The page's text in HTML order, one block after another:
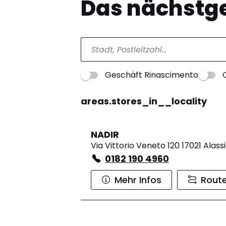
Das
Geschäft Rinascimento
areas.stores_in__locality
NADIR
Via Vittorio Veneto 120 17021
0182 190 4960
Mehr Infos